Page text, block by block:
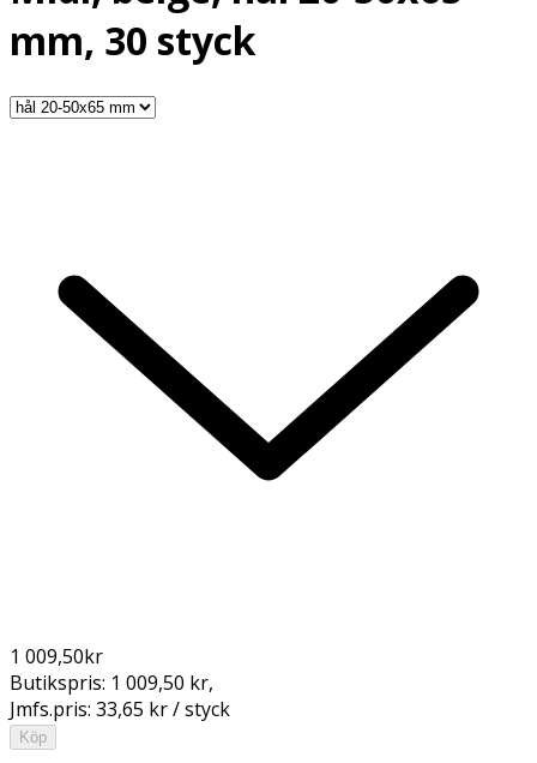
mm, 30 styck
1 009,50kr
Butikspris: 1 009,50 kr,
Jmfs.pris: 33,65 kr / styck
Köp